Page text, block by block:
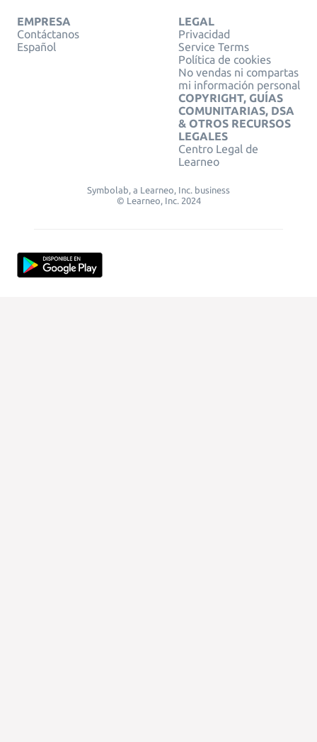
EMPRESA
Contáctanos
Español
LEGAL
Privacidad
Service Terms
Política de cookies
No vendas ni compartas
mi información personal
COPYRIGHT, GUÍAS
COMUNITARIAS, DSA
& OTROS RECURSOS
LEGALES
Centro Legal de
Learneo
Symbolab, a Learneo, Inc. business
© Learneo, Inc. 2024